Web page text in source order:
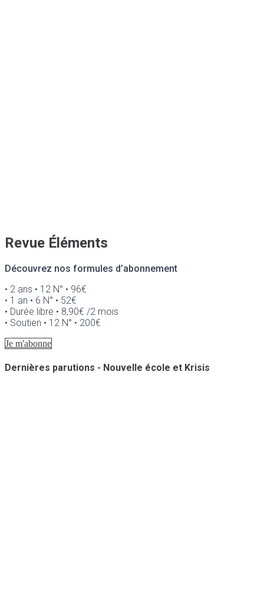
Revue Éléments
Découvrez nos formules d’abonnement
• 2 ans • 12 N° • 96€
• 1 an • 6 N° • 52€
• Durée libre • 8,90€ /2 mois
• Soutien • 12 N° • 200€
Je m'abonne
Dernières parutions - Nouvelle école et Krisis